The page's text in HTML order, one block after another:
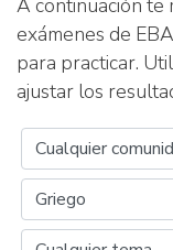
A continuación te
exámenes de
para practicar.
ajustar los